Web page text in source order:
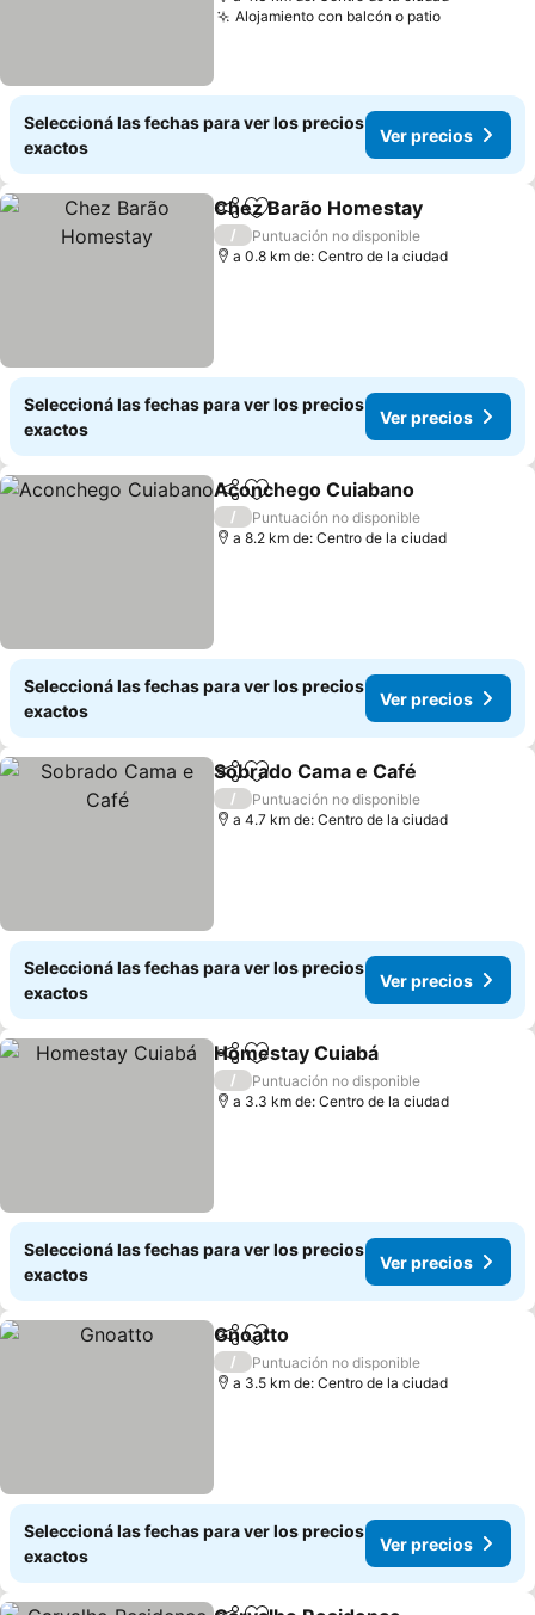
Alojamiento con balcón o patioVer
Seleccioná las fechas para ver los precios
exactos
Ver precios
CompartirAñadir a favoritos
Chez Barão Homestay
/
Puntuación no disponible
a 0.8 km de: Centro de la ciudad
Seleccioná las fechas para ver los precios
exactos
Ver precios
CompartirAñadir a favoritos
Aconchego Cuiabano
/
Puntuación no disponible
a 8.2 km de: Centro de la ciudad
Seleccioná las fechas para ver los precios
exactos
Ver precios
CompartirAñadir a favoritos
Sobrado Cama e Café
/
Puntuación no disponible
a 4.7 km de: Centro de la ciudad
Seleccioná las fechas para ver los precios
exactos
Ver precios
CompartirAñadir a favoritos
Homestay Cuiabá
/
Puntuación no disponible
a 3.3 km de: Centro de la ciudad
Seleccioná las fechas para ver los precios
exactos
Ver precios
CompartirAñadir a favoritos
Gnoatto
/
Puntuación no disponible
a 3.5 km de: Centro de la ciudad
Seleccioná las fechas para ver los precios
exactos
Ver precios